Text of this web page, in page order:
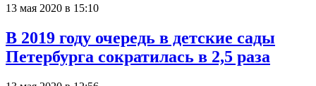
13 мая 2020 в 15:10
В 2019 году очередь в детские сады
Петербурга сократилась в 2,5 раза